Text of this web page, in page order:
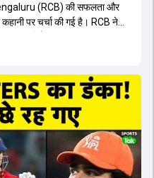
(RCB) की सफलता और
पर चर्चा की गई है। RCB ने
नया रिसेट बटन दबाया। टीम
Karthik और एनालिस्ट
Pandya और Rasikh Salam
गया, जिन्होंने शानदार प्रदर्शन
में भी बदलाव देखा गया, जहां वह
जुड़े हुए नजर आते हैं। कप्तान Rajat
स्पष्ट रहा है। एनालिस्ट से लेकर
मैदान पर कोई कंफ्यूजन नहीं
हासिल की है।